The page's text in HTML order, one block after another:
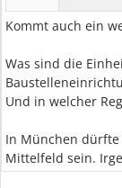
Kommt auch ein
Was sind die
Und in welcher
In München
Mittelfeld sein.